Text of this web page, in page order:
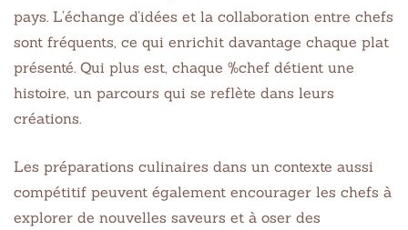
pays. L’échange d’idées et la collaboration entre chefs
sont fréquents, ce qui enrichit davantage chaque plat
présenté. Qui plus est, chaque %chef détient une
histoire, un parcours qui se reflète dans leurs
créations.
Les préparations culinaires dans un contexte aussi
compétitif peuvent également encourager les chefs à
explorer de nouvelles saveurs et à oser des